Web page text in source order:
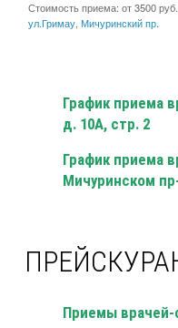
Стоимость приема: от 3500 руб.
ул.Гримау, Мичуринский пр.
График приема
д. 10А, стр. 2
График приема
Мичуринском
Приемы врачей-